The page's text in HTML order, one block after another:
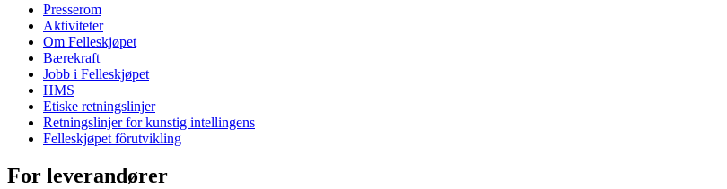
Presserom
Aktiviteter
Om Felleskjøpet
Bærekraft
Jobb i Felleskjøpet
HMS
Etiske retningslinjer
Retningslinjer for kunstig intellingens
Felleskjøpet fôrutvikling
For leverandører